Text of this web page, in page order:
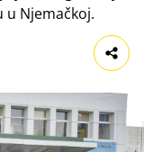
u Njemačkoj.